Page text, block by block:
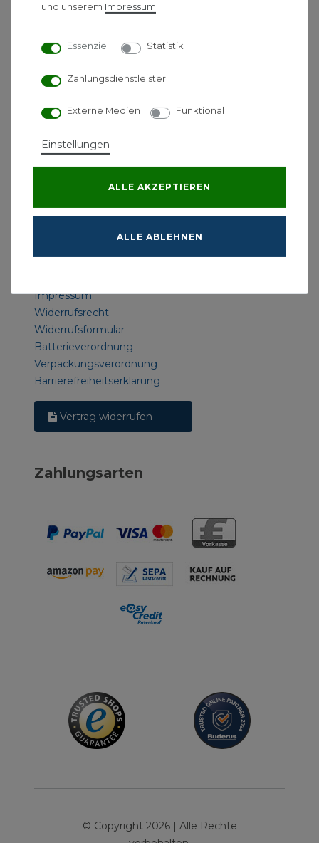
Hilfe
Ratgeber
Warum UNIDOMO?
Unsere Bewertungen
Rechtliches
AGB
Impressum
Widerrufsrecht
Widerrufsformular
Batterieverordnung
Verpackungsverordnung
Barrierefreiheitserklärung
Vertrag widerrufen
Zahlungsarten
und unserem Impressum
Essenziell Statistik
Zahlungsdienstleister
Externe Medien Funktional
Einstellungen
ALLE AKZEPTIEREN
ALLE ABLEHNEN
© Copyright 2026 | Alle Rechte